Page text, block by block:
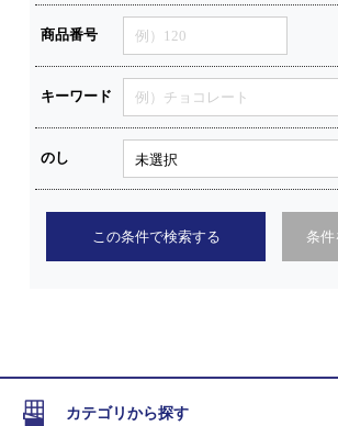
商品番号
キーワード
のし
この条件で検索する 条件
カテゴリから探す